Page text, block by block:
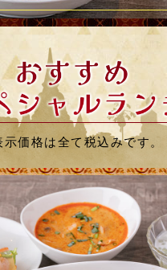
価格は全て税込みです。